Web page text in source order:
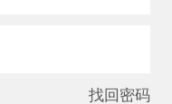
找回密码